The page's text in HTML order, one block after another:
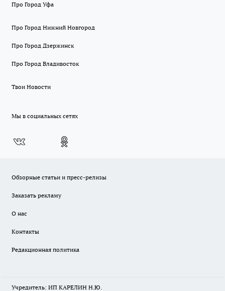
Про Город Уфа
Про Город Нижний Новгород
Про Город Дзержинск
Про Город Владивосток
Твои Новости
Мы в социальных сетях
Обзорные статьи и пресс-релизы
Заказать рекламу
О нас
Контакты
Редакционная политика
Учредитель: ИП КАРЕЛИН Н.Ю.